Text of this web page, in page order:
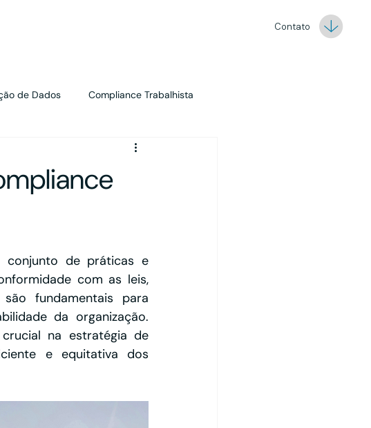
Contato
de Dados Compliance Trabalhista
conjunto de práticas e
com as leis,
fundamentais para
da organização.
na estratégia de
e equitativa dos